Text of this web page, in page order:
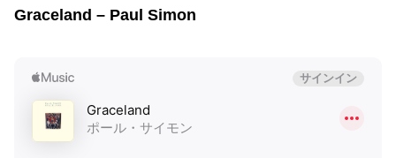
Graceland – Paul Simon